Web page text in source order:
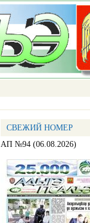
СВЕЖИЙ НОМЕР
АП №94 (06.08.2026)